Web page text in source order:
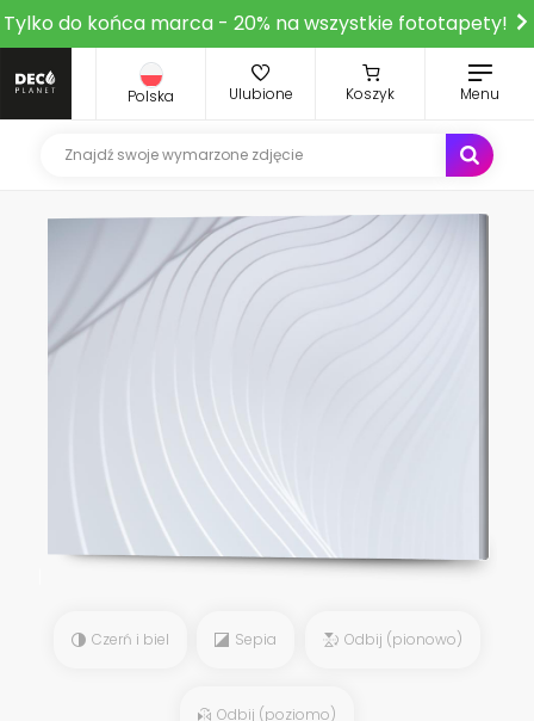
Tylko do końca marca - 20% na wszystkie fototapety!
Polska Ulubione Koszyk Menu
Czerń i biel Sepia Odbij (pionowo)
Odbij (poziomo)